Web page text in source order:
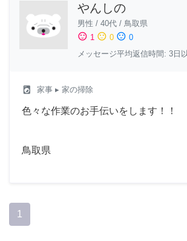
やんしの
男性 / 40代 / 鳥取県
sentiment_satisfied 1 sentiment_neutral 0 sentiment_dissatisfied 0
メッセージ平均返信時間: 3日
local_laundry_service 家事 ▸ 家の掃除
色々な作業のお手伝いをします！！
鳥取県
1